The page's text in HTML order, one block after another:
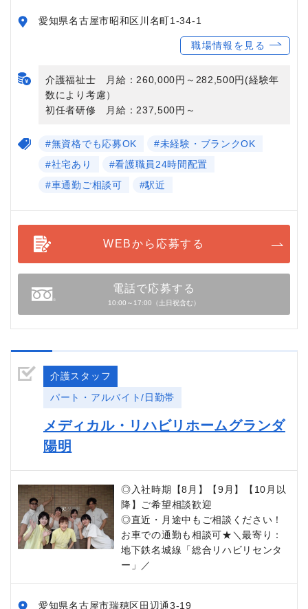
愛知県名古屋市昭和区川名町1-34-1
職場情報を見る
介護福祉士 月給：260,000円～282,500円(経験年
数により考慮）
初任者研修 月給：237,500円～
#無資格でも応募OK
#未経験・ブランクOK
#社宅あり
#看護職員24時間配置
#車通勤ご相談可
#駅近
WEBから応募する
電話で応募する
10:00～17:00（土日祝含む）
介護スタッフ
パート・アルバイト/日勤帯
メディカル・リハビリホームグランダ
陽明
◎入社時期【8月】【9月】【10月以
降】ご希望相談歓迎
◎直近・月途中もご相談ください！
お車での通勤も相談可★＼最寄り：
地下鉄名城線「総合リハビリセンタ
ー」／
愛知県名古屋市瑞穂区田辺通3-19